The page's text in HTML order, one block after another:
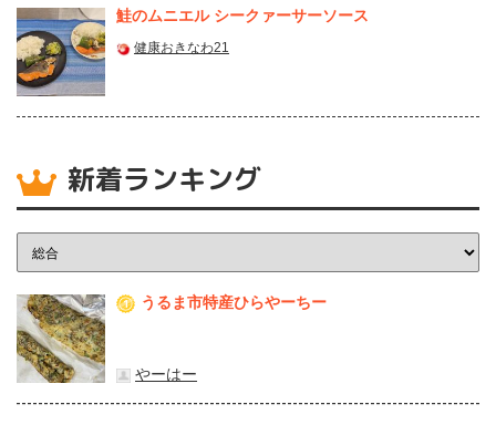
鮭のムニエル シークァーサーソース
健康おきなわ21
新着ランキング
1 うるま市特産ひらやーちー
やーはー